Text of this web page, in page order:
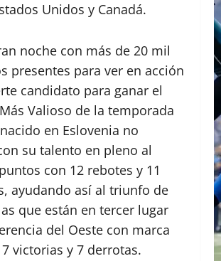
Unidos y Canadá.
noche con más de 20 mil
presentes para ver en acción
candidato para ganar el
Valioso de la temporada
en Eslovenia no
su talento en pleno al
con 12 rebotes y 11
ayudando así al triunfo de
que están en tercer lugar
del Oeste con marca
victorias y 7 derrotas.